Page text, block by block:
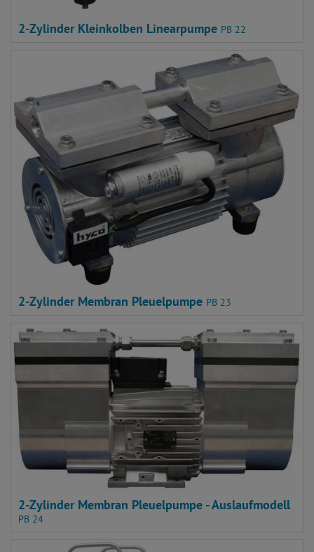
2-Zylinder Kleinkolben Linearpumpe PB 22
2-Zylinder Membran Pleuelpumpe PB 23
2-Zylinder Membran Pleuelpumpe - Auslaufmodell
PB 24